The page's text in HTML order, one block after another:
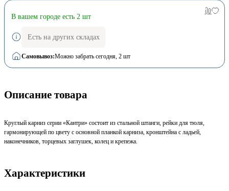
В вашем городе есть 2 шт
Есть на других складах
Самовывоз:Можно забрать сегодня, 2 шт
Описание товара
Круглый карниз серии «Кантри» состоит из стальной штанги, рейки для тюля,
гармонирующей по цвету с основной планкой карниза, кронштейна с ладьей,
наконечников, торцевых заглушек, колец и крепежа.
Характеристики